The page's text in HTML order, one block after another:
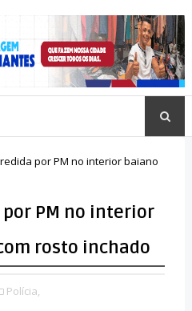
por PM no interior baiano
PM no interior
rosto inchado
Polícia,